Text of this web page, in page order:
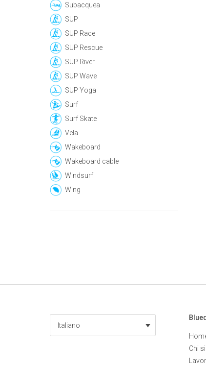
Subacquea
SUP
SUP Race
SUP Rescue
SUP River
SUP Wave
SUP Yoga
Surf
Surf Skate
Vela
Wakeboard
Wakeboard cable
Windsurf
Wing
Italiano
Chi